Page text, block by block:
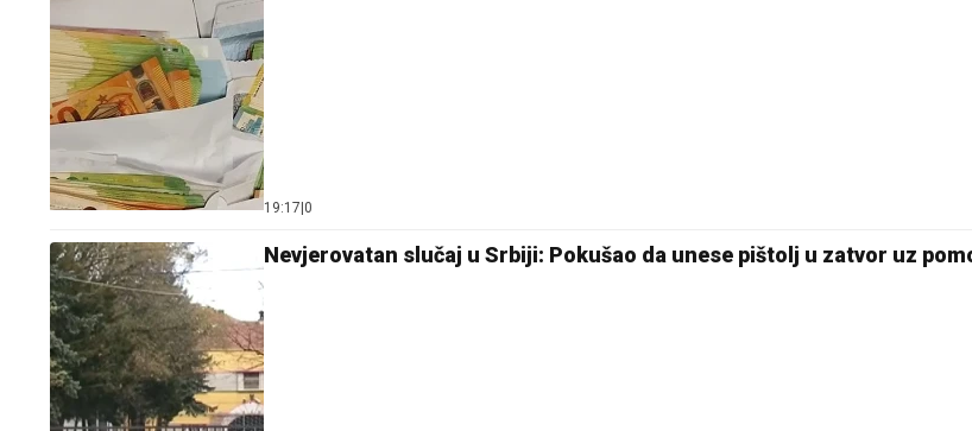
19:17 0
Nevjerovatan slučaj u Srbiji: Pokušao da unese pištolj u zatvor uz